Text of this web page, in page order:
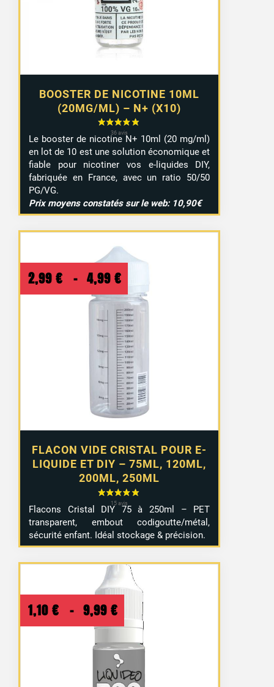
BOOSTER DE NICOTINE 10ML
(20MG/ML) – N+ (X10)
à
9,29 €
Le booster de nicotine N+ 10ml (20 mg/ml)
en lot de 10 est une solution économique et
fiable pour nicotiner vos e-liquides DIY,
fabriquée en France, avec un ratio 50/50
PG/VG.
Prix moyens constatés sur le web: 10,90€
FLACON VIDE CRISTAL POUR E-
LIQUIDE ET DIY – 75ML, 120ML,
200ML, 250ML
2,99 € – 4,99 €
de
prix :
2,99 €
à
4,99 €
Flacons Cristal DIY 75 à 250ml – PET
transparent, embout codigoutte/métal,
sécurité enfant. Idéal stockage & précision.
1,10 € – 9,99 €
Plage
de
prix :
1,10 €